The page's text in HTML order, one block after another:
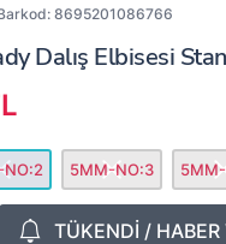
8695201086766
Dalış Elbisesi
5MM-NO:3
TÜKENDİ / HABER